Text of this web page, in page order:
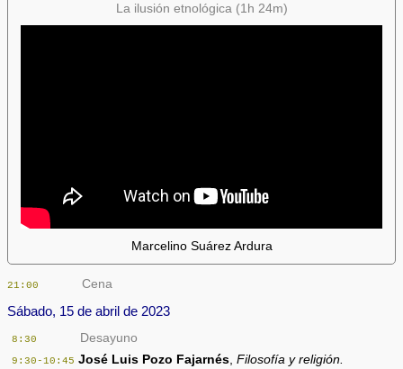
La ilusión etnológica (1h 24m)
Marcelino Suárez Ardura
21:00 Cena
Sábado, 15 de abril de 2023
8:30 Desayuno
9:30-10:45 José Luis Pozo Fajarnés ,Filosofía y religión.